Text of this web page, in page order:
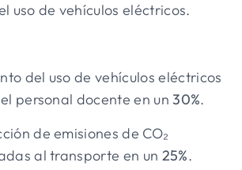
uso de vehículos eléctricos.
del uso de vehículos eléctricos
personal docente en un30%.
de emisiones de CO₂
al transporte en un 25%.